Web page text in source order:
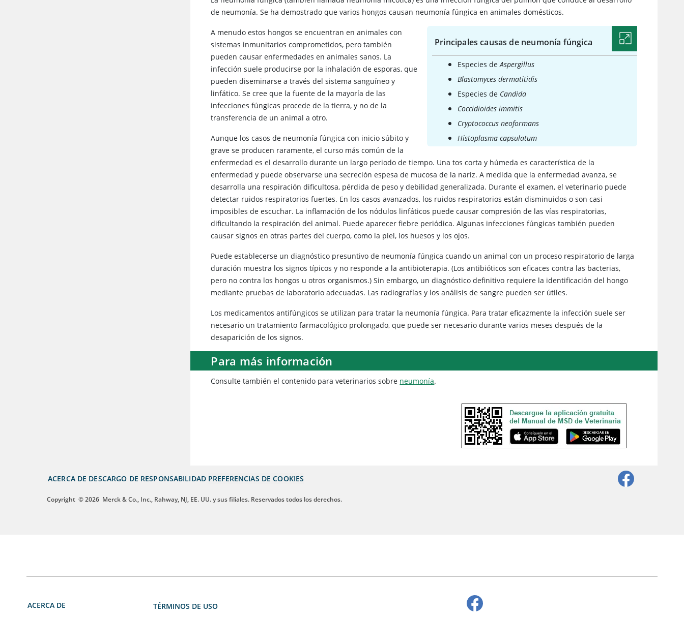
de neumonía. Se ha demostrado que varios hongos causan neumonía fúngica en animales domésticos.
Principales causas de neumonía fúngica
Especies deAspergillus
Blastomyces dermatitidis
Especies de Candida
Coccidioides immitis
Cryptococcus neoformans
Histoplasma capsulatum
A menudo estos hongos se encuentran en animales con
sistemas inmunitarios comprometidos, pero también
pueden causar enfermedades en animales sanos. La
infección suele producirse por la inhalación de esporas, que
pueden diseminarse a través del sistema sanguíneo y
linfático. Se cree que la fuente de la mayoría de las
infecciones fúngicas procede de la tierra, y no de la
transferencia de un animal a otro.
Aunque los casos de neumonía fúngica con inicio súbito y
grave se producen raramente, el curso más común de la
enfermedad es el desarrollo durante un largo periodo de tiempo. Una tos corta y húmeda es característica de la
enfermedad y puede observarse una secreción espesa de mucosa de la nariz. A medida que la enfermedad avanza, se
desarrolla una respiración dificultosa, pérdida de peso y debilidad generalizada. Durante el examen, el veterinario puede
detectar ruidos respiratorios fuertes. En los casos avanzados, los ruidos respiratorios están disminuidos o son casi
imposibles de escuchar. La inflamación de los nódulos linfáticos puede causar compresión de las vías respiratorias,
dificultando la respiración del animal. Puede aparecer fiebre periódica. Algunas infecciones fúngicas también pueden
causar signos en otras partes del cuerpo, como la piel, los huesos y los ojos.
Puede establecerse un diagnóstico presuntivo de neumonía fúngica cuando un animal con un proceso respiratorio de larga
duración muestra los signos típicos y no responde a la antibioterapia. (Los antibióticos son eficaces contra las bacterias,
pero no contra los hongos u otros organismos.) Sin embargo, un diagnóstico definitivo requiere la identificación del hongo
mediante pruebas de laboratorio adecuadas. Las radiografías y los análisis de sangre pueden ser útiles.
Los medicamentos antifúngicos se utilizan para tratar la neumonía fúngica. Para tratar eficazmente la infección suele ser
necesario un tratamiento farmacológico prolongado, que puede ser necesario durante varios meses después de la
desaparición de los signos.
Para más información
Consulte también el contenido para veterinarios sobre neumonía.
ACERCA DE DESCARGO DE RESPONSABILIDAD PREFERENCIAS DE COOKIES
Copyright © 2026 Merck & Co., Inc., Rahway, NJ, EE. UU. y sus filiales. Reservados todos los derechos.
ACERCA DE TÉRMINOS DE USO